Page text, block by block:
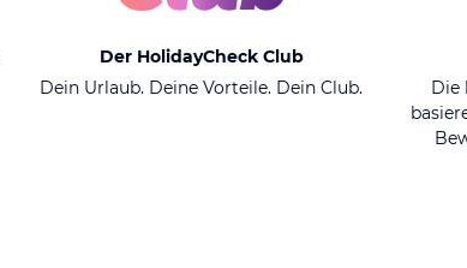
Der HolidayCheck Club
Dein Urlaub. Deine Vorteile. Dein Club.
Die